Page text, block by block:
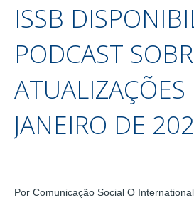
ISSB
PODCAST
ATUALIZAÇÕES
JANEIRO DE
Por Comunicação Social O